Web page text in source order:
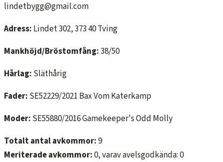
lindetbygg@gmail.com
Adress: Lindet 302, 373 40 Tving
Mankhöjd/Bröstomfång:38/50
Hårlag: Släthårig
Fader: SE52229/2021 Bax Vom Katerkamp
Moder: SE55880/2016 Gamekeeper's Odd Molly
Totalt antal avkommor:9
Meriterade avkommor:0, varav avelsgodkända: 0